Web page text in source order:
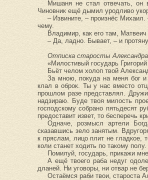
Мишаня не стал отвечать, он
Чиновник ещё дымил уродливо
– Извините, – произнёс
чему.
Владимир, как его там,
– Да, ладно. Бывает, – и
Отписка старосты
«Милостивый государь
Бьёт челом холоп твой
За мною, покуда на меня бог и
клал в оброк. Ты у нас вместо
прошлом разе представлял.
надзираю. Буде твоя милость
господскому собрано пятьдесят
предоставит извет, то бесперечь
Одначе, розмысл артели
сказавшись зело занятым.
к пряслам, лицо плит не гладкое,
коли станет ходить по такому
Помилуй, государь, прикажи
А ещё твоего раба недуг
дланей. Ни уговоры, ни отвар не
Остаёмся раби твои, староста